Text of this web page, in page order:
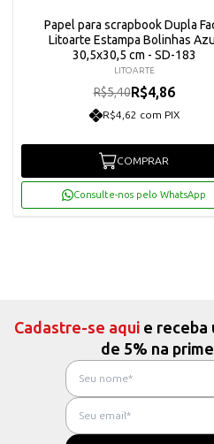
Papel para scrapbook Dupla
Litoarte Estampa Bolinhas
30,5x30,5 cm - SD-183
LITOARTE
R$5,40R$4,86
R$4,62 com PIX
COMPRAR
Consulte-nos pelo WhatsApp
Cadastre-se aqui e receba
de 5% na